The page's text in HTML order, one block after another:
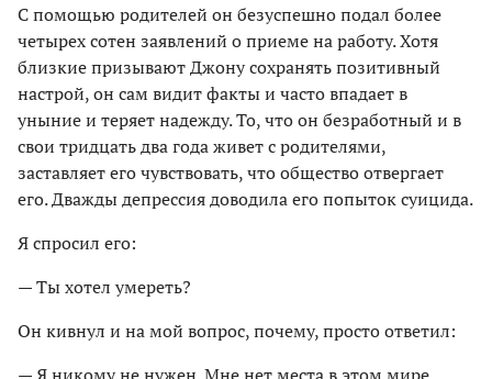
С помощью родителей он безуспешно подал более
четырех сотен заявлений о приеме на работу. Хотя
близкие призывают Джону сохранять позитивный
настрой, он сам видит факты и часто впадает в
уныние и теряет надежду. То, что он безработный и в
свои тридцать два года живет с родителями,
заставляет его чувствовать, что общество отвергает
его. Дважды депрессия доводила его попыток суицида.
Я спросил его:
— Ты хотел умереть?
Он кивнул и на мой вопрос, почему, просто ответил: